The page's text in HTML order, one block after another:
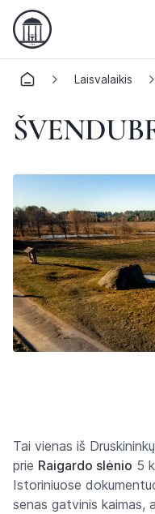
Laisvalaikis
Tai vienas iš
prie Raigardo slėnio 5
Istoriniuose
senas gatvinis kaimas,